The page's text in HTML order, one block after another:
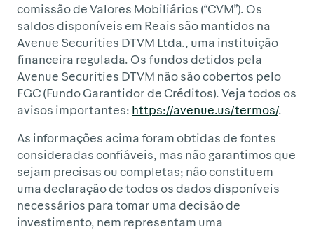
comissão de Valores Mobiliários (“CVM”). Os
saldos disponíveis em Reais são mantidos na
Avenue Securities DTVM Ltda., uma instituição
financeira regulada. Os fundos detidos pela
Avenue Securities DTVM não são cobertos pelo
FGC (Fundo Garantidor de Créditos). Veja todos os
avisos importantes: https://avenue.us/termos/.
As informações acima foram obtidas de fontes
consideradas confiáveis, mas não garantimos que
sejam precisas ou completas; não constituem
uma declaração de todos os dados disponíveis
necessários para tomar uma decisão de
investimento, nem representam uma